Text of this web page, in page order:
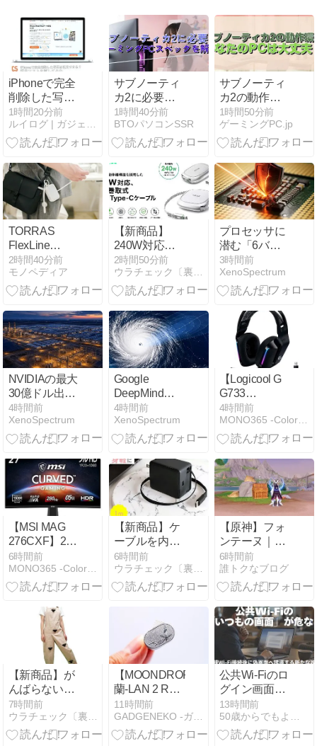
iPhoneで完全
削除した写真
は復元でき
る？iCloud・
バックアッ
トを試して検
1時間20分前
ルイログ | ガジェットやモノで生活に刺激を与えるブログ
サブノーティ
カ2に必要な
ゲーミングPC
スペックを解
説
1時間40分前
BTOパソコンSSR
サブノーティ
カ2の動作環
境 あなたの
PCは大丈夫？
1時間50分前
ゲーミングPC.jp
TORRAS
FlexLine
PearlGo レビ
ュー／カラビ
ナ×巻き取り
ち運びが変わ
るモバイルバ
ッテリー
2時間40分前
モノペディア
【新商品】
240W対応・
巻取式USB
Type-Cケーブ
ル「TALIX
Retractable
Cable」が発
売
2時間50分前
ウラチェック〔裏チェック〕
プロセッサに
潜む「6バイ
トの隙間」、
最新のSpectre
防御を突破す
撃の全貌
3時間前
XenoSpectrum
NVIDIAの最大
30億ドル出資
報道と
Amazonの
7.65GW計
電力へ
4時間前
XenoSpectrum
Google
DeepMind、
サイクロン予
測AIを公開：
平均1日先行
変えるか
4時間前
XenoSpectrum
【Logicool G
G733
LIGHTSPEED】
軽量性、装着
快適性、デザ
てゲーム向け
の音響機能を
高い水準でま
とめたワイヤ
レスヘッドホ
ンがAmazon
にて25%OFF
の14,980円
4時間前
MONO365 -Color your days-
【MSI MAG
276CXF】27
型フルHD解像
度・湾曲率
1500Rの
ネルに、最大
280Hzリフレ
ッシュレート
と0.5msの高
速応答を組み
合わせた、競
技性重視の湾
曲ゲーミング
モニターが
Amazonにて
6時間前
MONO365 -Color your days-
【新商品】ケ
ーブルを内蔵
してすっきり
持ち運べる
「MOTTERU
PD67W」発売
6時間前
【原神】フォ
ンテーヌ｜ヤ
ドカリを倒す
だけで「貴重
な宝箱」が貰
6時間前
誰トクなブログ
【新商品】が
んばらないVR
モーションウ
ェア「ゆると
ら さらり」サ
7時間前
【MOONDROP
蘭-LAN 2 REF
レビュー】
LANの系譜を
感じる、少々
11時間前
GADGENEKO -ガジェねこ-
公共Wi-Fiのロ
グイン画面、
実は偽物か
も？Microsoft
が警告する新
13時間前